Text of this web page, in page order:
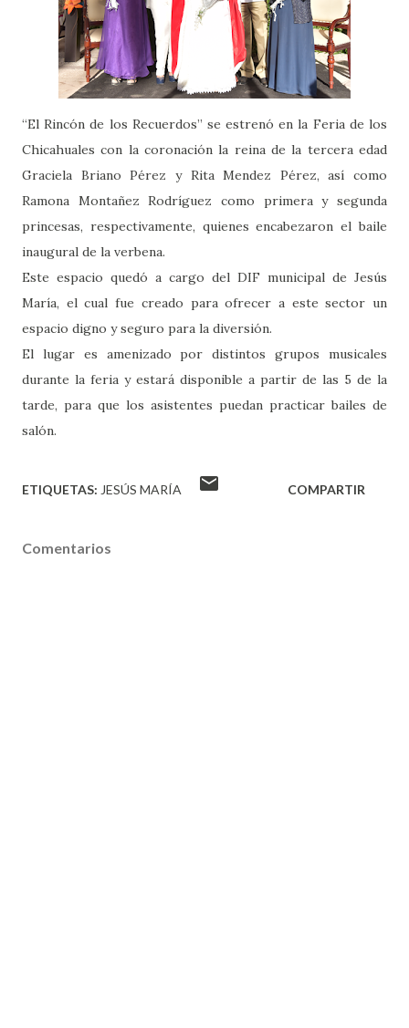
“El Rincón de los Recuerdos” se estrenó en la Feria de los
Chicahuales con la coronación la reina de la tercera edad
Graciela Briano Pérez y Rita Mendez Pérez, así como
Ramona Montañez Rodríguez como primera y segunda
princesas, respectivamente, quienes encabezaron el baile
inaugural de la verbena.
Este espacio quedó a cargo del DIF municipal de Jesús
María, el cual fue creado para ofrecer a este sector un
espacio digno y seguro para la diversión.
El lugar es amenizado por distintos grupos musicales
durante la feria y estará disponible a partir de las 5 de la
tarde, para que los asistentes puedan practicar bailes de
salón.
ETIQUETAS: JESÚS MARÍA COMPARTIR
Comentarios